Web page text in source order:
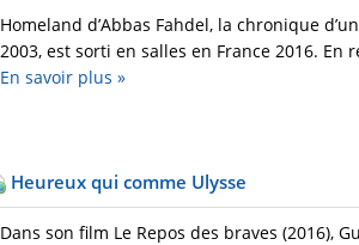
Homeland d’Abbas Fahdel, la chronique
2003, est sorti en salles en France 2016. En
En savoir plus »
Heureux qui comme Ulysse
Dans son film Le Repos des braves (2016),